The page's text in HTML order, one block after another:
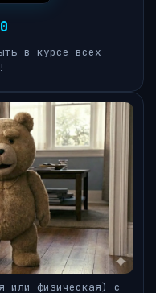
в курсе всех
или физическая) с